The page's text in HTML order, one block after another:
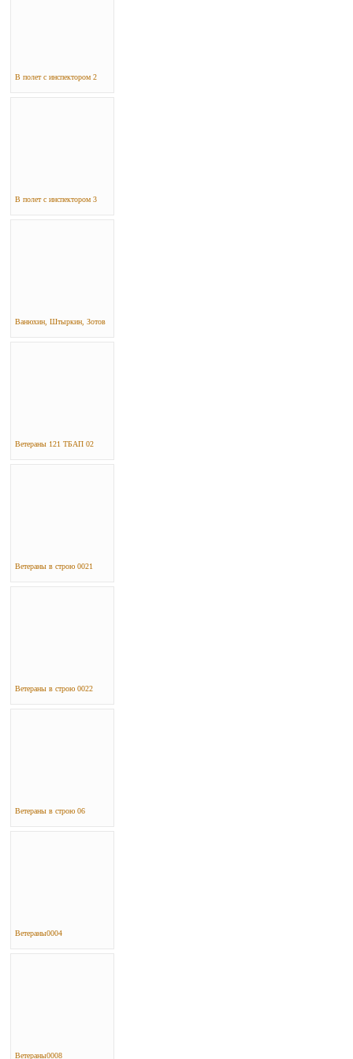
В полет с инспектором 2
В полет с инспектором 3
Ванюхин, Штыркин, Зотов
Ветераны 121 ТБАП 02
Ветераны в строю 0021
Ветераны в строю 0022
Ветераны в строю 06
Ветераны0004
Ветераны0008